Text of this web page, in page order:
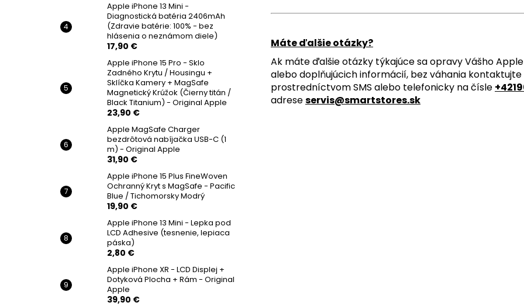
Apple iPhone 13 Mini -
Diagnostická batéria 2406mAh
(Zdravie batérie: 100% - bez
hlásenia o neznámom diele)
17,90 €
Apple iPhone 15 Pro - Sklo
Zadného Krytu / Housingu +
Sklíčka Kamery + MagSafe
Magnetický Krúžok (Čierny titán /
Black Titanium) - Original Apple
23,90 €
Apple MagSafe Charger
bezdrôtová nabíjačka USB-C (1
m) - Original Apple
31,90 €
Apple iPhone 15 Plus FineWoven
Ochranný Kryt s MagSafe - Pacific
Blue / Tichomorsky Modrý
19,90 €
Apple iPhone 13 Mini - Lepka pod
LCD Adhesive (tesnenie, lepiaca
páska)
2,80 €
Apple iPhone XR - LCD Displej +
Dotyková Plocha + Rám - Original
Apple
39,90 €
Máte ďalšie otázky?
Ak máte ďalšie otázky týkajúce sa opravy Vášho
alebo doplňujúcich informácií, bez váhania
prostredníctvom SMS alebo telefonicky na čísle
adreseservis@smartstores.sk